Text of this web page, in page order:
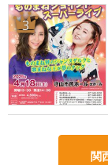
3
関